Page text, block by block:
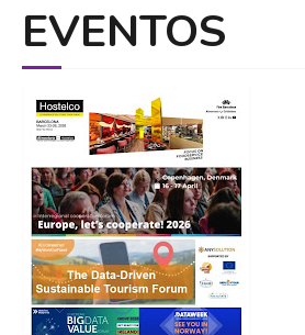
EVENTOS